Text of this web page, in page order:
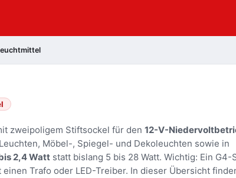
zweipoligem Stiftsockel für den 12-V-
Möbel-, Spiegel- und Dekoleuchten sowie in
2,4 Watt statt bislang 5 bis 28 Watt. Wichtig: Ein G4-
Trafo oder LED-Treiber. In dieser Übersicht